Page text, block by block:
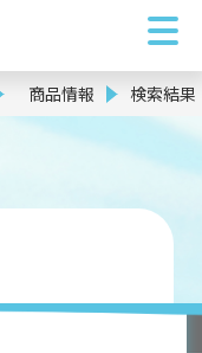
商品情報 検索結果